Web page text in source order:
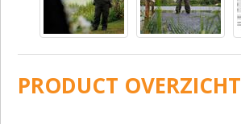
PRODUCT OVERZICHT